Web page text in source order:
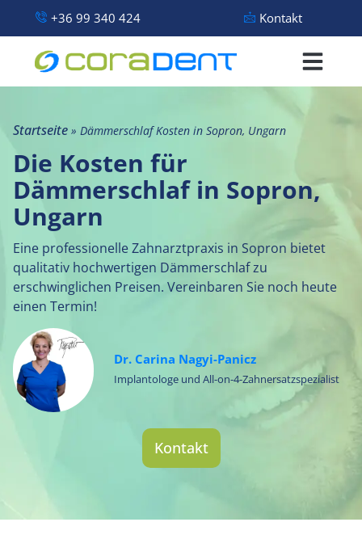
+36 99 340 424 Kontakt
Startseite » Dämmerschlaf Kosten in Sopron, Ungarn
Die Kosten für
Dämmerschlaf in Sopron,
Ungarn
Eine professionelle Zahnarztpraxis in Sopron bietet
qualitativ hochwertigen Dämmerschlaf zu
erschwinglichen Preisen. Vereinbaren Sie noch heute
einen Termin!
Dr. Carina Nagyi-Panicz
Implantologe und All-on-4-Zahnersatzspezialist
Kontakt